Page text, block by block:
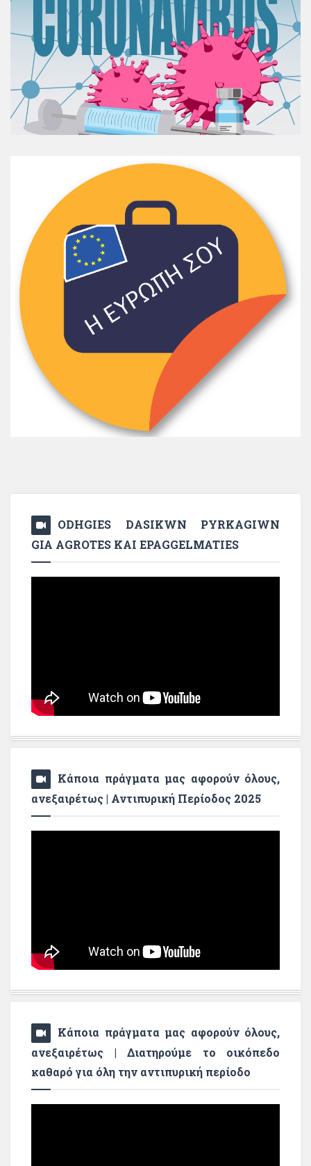
ODHGIES DASIKWN PYRKAGIWN
GIA AGROTES KAI EPAGGELMATIES
Κάποια πράγματα μας αφορούν όλους,
ανεξαιρέτως | Αντιπυρική Περίοδος 2025
Κάποια πράγματα μας αφορούν όλους,
ανεξαιρέτως | Διατηρούμε το οικόπεδο
καθαρό για όλη την αντιπυρική περίοδο